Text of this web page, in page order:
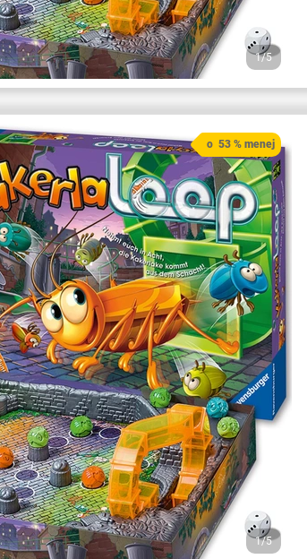
1/5
1/5
o 53 % menej